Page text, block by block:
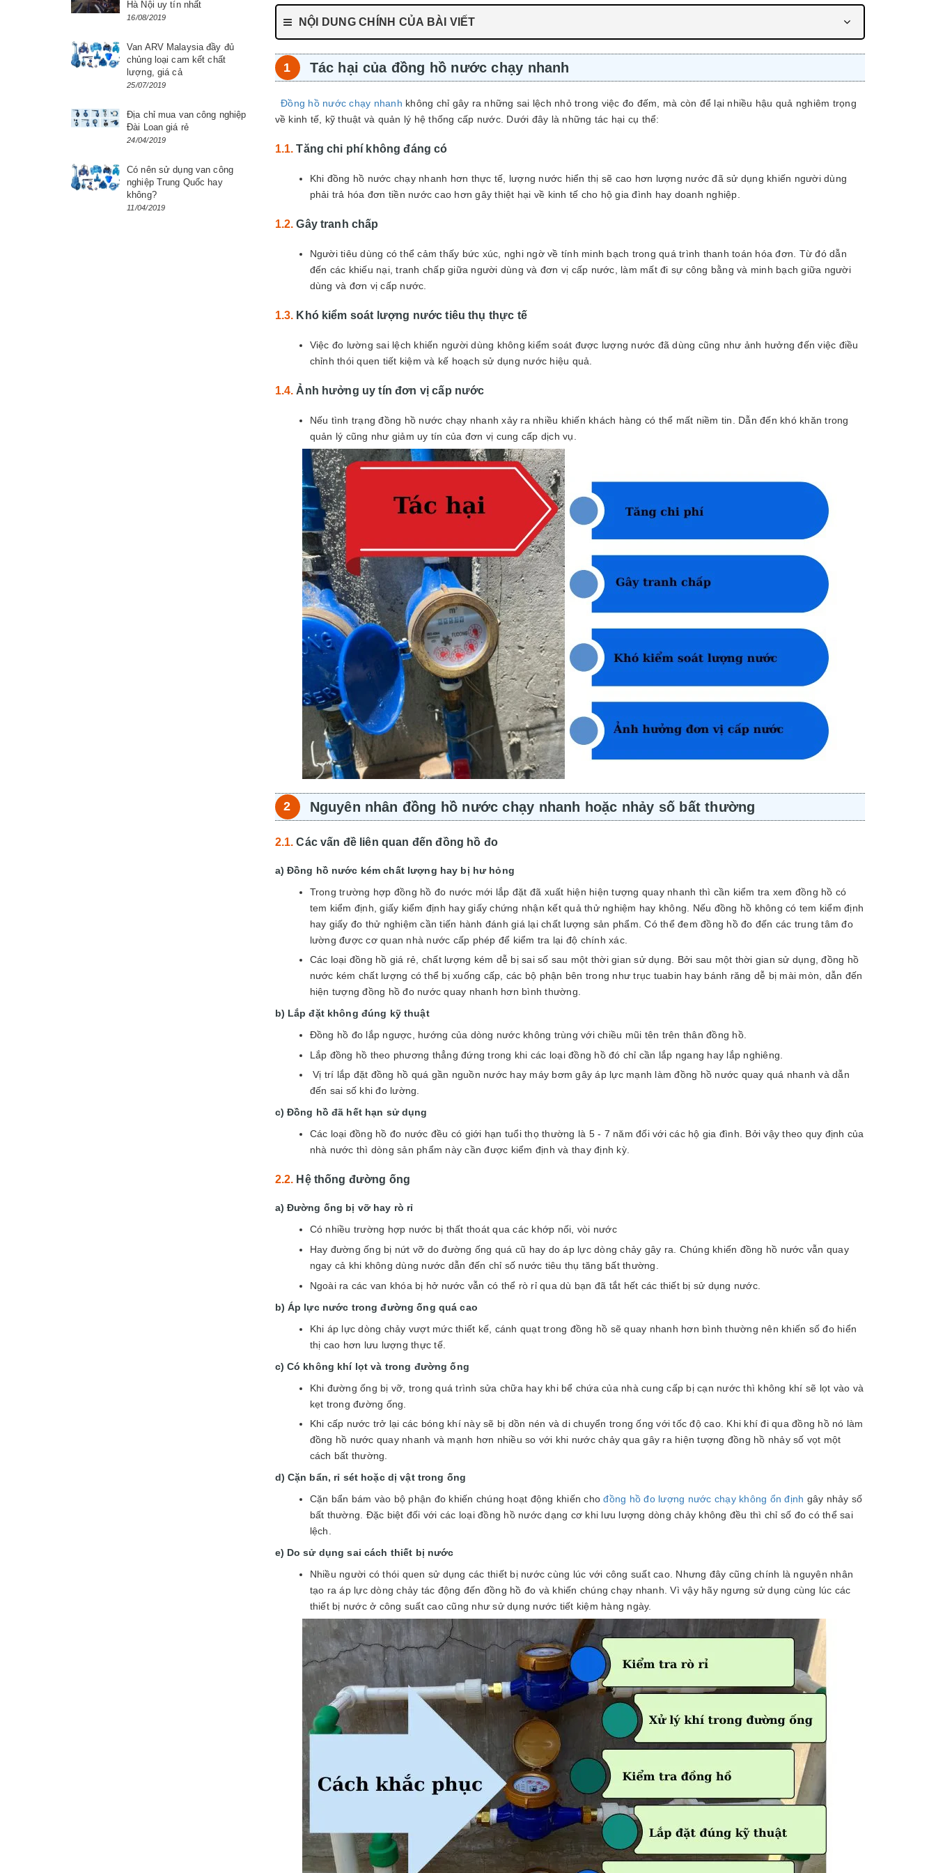
NỘI DUNG CHÍNH CỦA BÀI VIẾT
Tác hại của đồng hồ nước chạy nhanh
Đồng hồ nước chạy nhanh không chỉ gây ra những sai lệch nhỏ trong việc đo đếm, mà còn để lại nhiều hậu quả nghiêm trọng
về kinh tế, kỹ thuật và quản lý hệ thống cấp nước. Dưới đây là những tác hại cụ thể:
Tăng chi phí không đáng có
Khi đồng hồ nước chạy nhanh hơn thực tế, lượng nước hiển thị sẽ cao hơn lượng nước đã sử dụng khiến người dùng
phải trả hóa đơn tiền nước cao hơn gây thiệt hại về kinh tế cho hộ gia đình hay doanh nghiệp.
Gây tranh chấp
Người tiêu dùng có thể cảm thấy bức xúc, nghi ngờ về tính minh bạch trong quá trình thanh toán hóa đơn. Từ đó dẫn
đến các khiếu nại, tranh chấp giữa người dùng và đơn vị cấp nước, làm mất đi sự công bằng và minh bạch giữa người
dùng và đơn vị cấp nước.
Khó kiểm soát lượng nước tiêu thụ thực tế
Việc đo lường sai lệch khiến người dùng không kiểm soát được lượng nước đã dùng cũng như ảnh hưởng đến việc điều
chỉnh thói quen tiết kiệm và kế hoạch sử dụng nước hiệu quả.
Ảnh hưởng uy tín đơn vị cấp nước
Nếu tình trạng đồng hồ nước chạy nhanh xảy ra nhiều khiến khách hàng có thể mất niềm tin. Dẫn đến khó khăn trong
quản lý cũng như giảm uy tín của đơn vị cung cấp dịch vụ.
Nguyên nhân đồng hồ nước chạy nhanh hoặc nhảy số bất thường
Các vấn đề liên quan đến đồng hồ đo
Đồng hồ nước kém chất lượng hay bị hư hỏng
Trong trường hợp đồng hồ đo nước mới lắp đặt đã xuất hiện hiện tượng quay nhanh thì cần kiểm tra xem đồng hồ có
tem kiểm định, giấy kiểm định hay giấy chứng nhận kết quả thử nghiệm hay không. Nếu đồng hồ không có tem kiểm định
hay giấy đo thử nghiệm cần tiến hành đánh giá lại chất lượng sản phẩm. Có thể đem đồng hồ đo đến các trung tâm đo
lường được cơ quan nhà nước cấp phép để kiểm tra lại độ chính xác.
Các loại đồng hồ giá rẻ, chất lượng kém dễ bị sai số sau một thời gian sử dụng. Bởi sau một thời gian sử dụng, đồng hồ
nước kém chất lượng có thể bị xuống cấp, các bộ phận bên trong như trục tuabin hay bánh răng dễ bị mài mòn, dẫn đến
hiện tượng đồng hồ đo nước quay nhanh hơn bình thường.
Lắp đặt không đúng kỹ thuật
Đồng hồ đo lắp ngược, hướng của dòng nước không trùng với chiều mũi tên trên thân đồng hồ.
Lắp đồng hồ theo phương thẳng đứng trong khi các loại đồng hồ đó chỉ cần lắp ngang hay lắp nghiêng.
Vị trí lắp đặt đồng hồ quá gần nguồn nước hay máy bơm gây áp lực mạnh làm đồng hồ nước quay quá nhanh và dẫn
đến sai số khi đo lường.
Đồng hồ đã hết hạn sử dụng
Các loại đồng hồ đo nước đều có giới hạn tuổi thọ thường là 5 - 7 năm đối với các hộ gia đình. Bởi vậy theo quy định của
nhà nước thì dòng sản phẩm này cần được kiểm định và thay định kỳ.
Hệ thống đường ống
Đường ống bị vỡ hay rò rỉ
Có nhiều trường hợp nước bị thất thoát qua các khớp nối, vòi nước
Hay đường ống bị nứt vỡ do đường ống quá cũ hay do áp lực dòng chảy gây ra. Chúng khiến đồng hồ nước vẫn quay
ngay cả khi không dùng nước dẫn đến chỉ số nước tiêu thụ tăng bất thường.
Ngoài ra các van khóa bị hở nước vẫn có thể rò rỉ qua dù bạn đã tắt hết các thiết bị sử dụng nước.
Áp lực nước trong đường ống quá cao
Khi áp lực dòng chảy vượt mức thiết kế, cánh quạt trong đồng hồ sẽ quay nhanh hơn bình thường nên khiến số đo hiển
thị cao hơn lưu lượng thực tế.
Có không khí lọt và trong đường ống
Khi đường ống bị vỡ, trong quá trình sửa chữa hay khi bể chứa của nhà cung cấp bị cạn nước thì không khí sẽ lọt vào và
kẹt trong đường ống.
Khi cấp nước trở lại các bóng khí này sẽ bị dồn nén và di chuyển trong ống với tốc độ cao. Khi khí đi qua đồng hồ nó làm
đồng hồ nước quay nhanh và mạnh hơn nhiều so với khi nước chảy qua gây ra hiện tượng đồng hồ nhảy số vọt một
cách bất thường.
Cặn bẩn, rỉ sét hoặc dị vật trong ống
Cặn bẩn bám vào bộ phận đo khiến chúng hoạt động khiến chođồng hồ đo lượng nước chạy không ổn định gây nhảy số
bất thường. Đặc biệt đối với các loại đồng hồ nước dạng cơ khi lưu lượng dòng chảy không đều thì chỉ số đo có thể sai
lệch.
Do sử dụng sai cách thiết bị nước
Nhiều người có thói quen sử dụng các thiết bị nước cùng lúc với công suất cao. Nhưng đây cũng chính là nguyên nhân
tạo ra áp lực dòng chảy tác động đến đồng hồ đo và khiến chúng chạy nhanh. Vì vậy hãy ngưng sử dụng cùng lúc các
thiết bị nước ở công suất cao cũng như sử dụng nước tiết kiệm hàng ngày.
Hà Nội uy tín nhất
16/08/2019
Van ARV Malaysia đầy đủ
chủng loại cam kết chất
lượng, giá cả
25/07/2019
Địa chỉ mua van công nghiệp
Đài Loan giá rẻ
24/04/2019
Có nên sử dụng van công
nghiệp Trung Quốc hay
không?
11/04/2019